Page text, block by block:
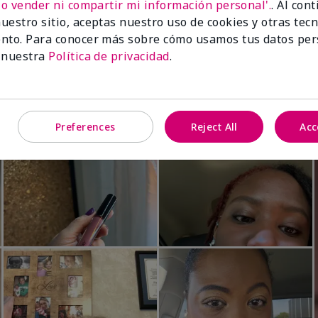
3D Foundation
rosados fríos)
Skinvigorate™ Duo Facial
especial†
$95.00
vender ni compartir mi información personal'.. Al
sitio, aceptas nuestro uso de cookies y otras
Para conocer más sobre cómo usamos tus datos
Política de privacidad.
Preferences Reject All